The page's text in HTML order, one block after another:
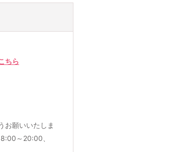
ちら
お願いいたしま
～20:00、